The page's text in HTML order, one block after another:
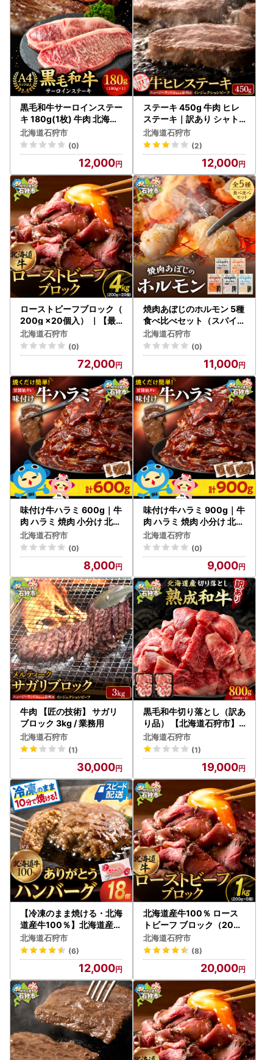
黒毛和牛サーロインステー
キ 180g(1枚) 牛肉 北海道
石狩市
北海道石狩市
(0)
12,000
ステーキ 450g 牛肉 ヒレ
ステーキ｜訳あり シャト
ーブリアン 北海道 石狩市
北海道石狩市
(2)
12,000
ローストビーフブロック（
200g ×20個入） ｜【最
短4～7日以内発送】北海
道産牛肉 冷凍 味付き レシ
ピ 丼 大容量 小分け 北海道
北海道石狩市
(0)
72,000
焼肉あぼじのホルモン 5種
食べ比べセット（スパイス
・コク味噌・ピリ辛・うま
塩・瀬戸内塩レモン）北海
道石狩市
北海道石狩市
(0)
11,000
味付け牛ハラミ 600g｜牛
肉 ハラミ 焼肉 小分け 北海
道 石狩市
北海道石狩市
(0)
8,000
味付け牛ハラミ 900g｜牛
肉 ハラミ 焼肉 小分け 北海
道 石狩市
北海道石狩市
(0)
9,000
牛肉 【匠の技術】 サガリ
ブロック 3kg / 業務用
北海道石狩市
(1)
30,000
黒毛和牛切り落とし（訳あ
り品） 【北海道石狩市】
訳あり 牛肉
北海道石狩市
(1)
19,000
【冷凍のまま焼ける・北海
道産牛100％】北海道産あ
りがとうハンバーグ 90g 1
8 個 ハンバーグ
北海道石狩市
(6)
12,000
北海道産牛100％ ロース
トビーフ ブロック（200g
×5個入）｜ 【最短4～7日
以内発送】牛肉 冷凍 北海
道石狩市
北海道石狩市
(8)
20,000